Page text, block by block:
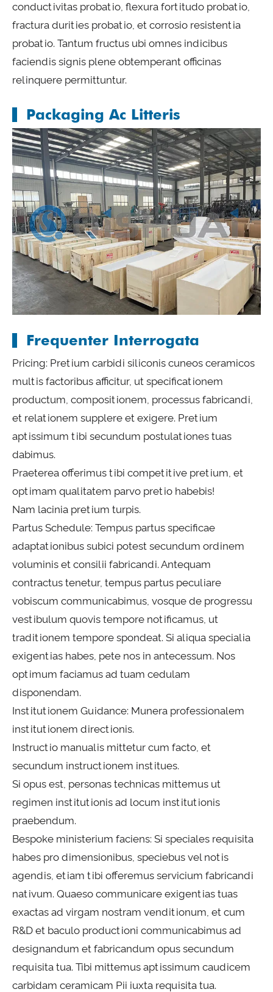
conductivitas probatio, flexura fortitudo probatio,
fractura durities probatio, et corrosio resistentia
probatio. Tantum fructus ubi omnes indicibus
faciendis signis plene obtemperant officinas
relinquere permittuntur.
Packaging Ac Litteris
Frequenter Interrogata
Pricing: Pretium carbidi siliconis cuneos ceramicos
multis factoribus afficitur, ut specificationem
productum, compositionem, processus fabricandi,
et relationem supplere et exigere. Pretium
aptissimum tibi secundum postulationes tuas
dabimus.
Praeterea offerimus tibi competitive pretium, et
optimam qualitatem parvo pretio habebis!
Nam lacinia pretium turpis.
Partus Schedule: Tempus partus specificae
adaptationibus subici potest secundum ordinem
voluminis et consilii fabricandi. Antequam
contractus tenetur, tempus partus peculiare
vobiscum communicabimus, vosque de progressu
vestibulum quovis tempore notificamus, ut
traditionem tempore spondeat. Si aliqua specialia
exigentias habes, pete nos in antecessum. Nos
optimum faciamus ad tuam cedulam
disponendam.
Institutionem Guidance: Munera professionalem
institutionem directionis.
Instructio manualis mittetur cum facto, et
secundum instructionem institues.
Si opus est, personas technicas mittemus ut
regimen institutionis ad locum institutionis
praebendum.
Bespoke ministerium faciens: Si speciales requisita
habes pro dimensionibus, speciebus vel notis
agendis, etiam tibi offeremus servicium fabricandi
nativum. Quaeso communicare exigentias tuas
exactas ad virgam nostram venditionum, et cum
R&D et baculo productioni communicabimus ad
designandum et fabricandum opus secundum
requisita tua. Tibi mittemus aptissimum caudicem
carbidam ceramicam Pii iuxta requisita tua.